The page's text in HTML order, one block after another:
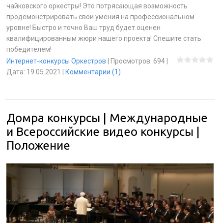
чайковского оркестры! Это потрясающая возможность
продемонстрировать свои умения на профессиональном
уровне! Быстро и точно Ваш труд будет оценен
квалифицированным жюри нашего проекта! Спешите стать
победителем!
Интернет-конкурсы Оркестров
Просмотров: 694
Дата: 19.05.2021 Комментарии (1)
Домра конкурсы | Международные
и Всероссийские видео конкурсы |
Положение